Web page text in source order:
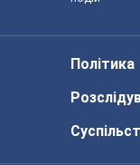
Політика